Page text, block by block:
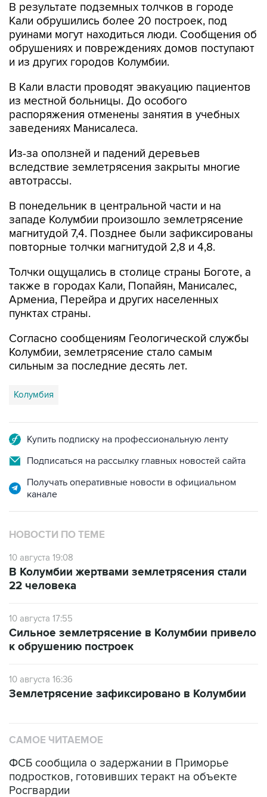
В результате подземных толчков в городе
Кали обрушились более 20 построек, под
руинами могут находиться люди. Сообщения об
обрушениях и повреждениях домов поступают
и из других городов Колумбии.
В Кали власти проводят эвакуацию пациентов
из местной больницы. До особого
распоряжения отменены занятия в учебных
заведениях Манисалеса.
Из-за оползней и падений деревьев
вследствие землетрясения закрыты многие
автотрассы.
В понедельник в центральной части и на
западе Колумбии произошло землетрясение
магнитудой 7,4. Позднее были зафиксированы
повторные толчки магнитудой 2,8 и 4,8.
Толчки ощущались в столице страны Боготе, а
также в городах Кали, Попайян, Манисалес,
Армениа, Перейра и других населенных
пунктах страны.
Согласно сообщениям Геологической службы
Колумбии, землетрясение стало самым
сильным за последние десять лет.
Колумбия
Купить подписку на профессиональную ленту
Подписаться на рассылку главных новостей сайта
Получать оперативные новости в официальном
канале
НОВОСТИ ПО ТЕМЕ
10 августа 19:08
В Колумбии жертвами землетрясения стали
22 человека
10 августа 17:55
Сильное землетрясение в Колумбии привело
к обрушению построек
10 августа 16:36
Землетрясение зафиксировано в Колумбии
САМОЕ ЧИТАЕМОЕ
ФСБ сообщила о задержании в Приморье
подростков, готовивших теракт на объекте
Росгвардии